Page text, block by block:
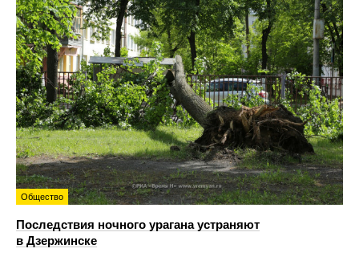
Общество
Последствия ночного урагана устраняют
в Дзержинске